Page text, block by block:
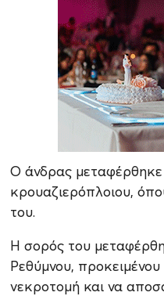
Ο άνδρας μεταφέρθηκε
κρουαζιερόπλοιου,
του.
Η σορός του
Ρεθύμνου, προκειμένου
νεκροτομή και να